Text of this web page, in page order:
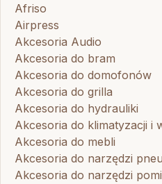
Afriso
Airpress
Akcesoria Audio
Akcesoria do bram
Akcesoria do domofonów
Akcesoria do grilla
Akcesoria do hydrauliki
Akcesoria do klimatyzacji i
Akcesoria do mebli
Akcesoria do narzędzi
Akcesoria do narzędzi